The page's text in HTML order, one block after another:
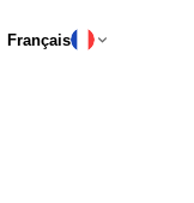
Français